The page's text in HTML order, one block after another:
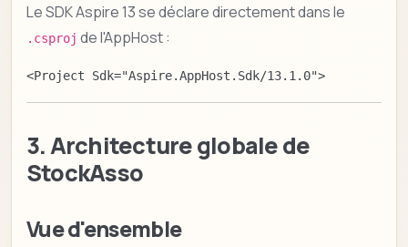
Le SDK Aspire 13 se déclare directement dans le
.csproj de l'AppHost :
<Project Sdk="Aspire.AppHost.Sdk/13.1.0">
3. Architecture globale de
StockAsso
Vue d'ensemble